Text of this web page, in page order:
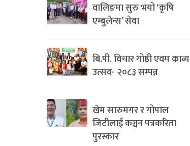
वालिङमा सुरु भयो ‘कृषि
एम्बुलेन्स’ सेवा
बि.पी. विचार गोष्ठी एवम काव्य
उत्सव- २०८३ सम्पन्न
खेम सारुमगर र गोपाल
जिटीलाई कञ्चन पत्रकरिता
पुरस्कार